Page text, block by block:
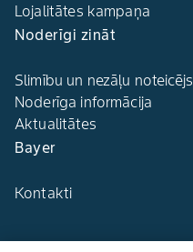
Lojalitātes kampaņa
Noderīgi zināt
Slimību un nezāļu noteicējs
Noderīga informācija
Aktualitātes
Bayer
Kontakti